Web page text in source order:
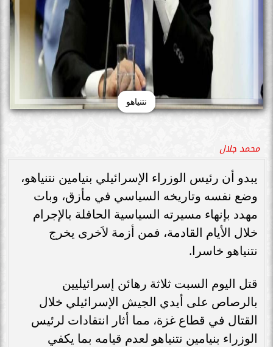
نتنياهو
محمد جلال
يبدو أن رئيس الوزراء الإسرائيلي بنيامين نتنياهو،
وضع نفسه وتاريخه السياسي في مأزق، وبات
مهدد بإنهاء مسيرته السياسية الحافلة بالإجرام
خلال الأيام القادمة، فمن أزمة لاَخرى يخرج
نتنياهو خاسرا.
قتل اليوم السبت ثلاثة رهائن إسرائيليين
بالرصاص على أيدي الجيش الإسرائيلي خلال
القتال في قطاع غزة، مما أثار انتقادات لرئيس
الوزراء بنيامين نتنياهو لعدم قيامه بما يكفي